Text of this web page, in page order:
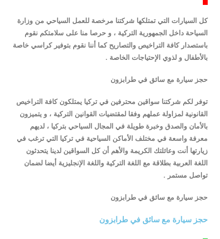
كل السيارات التي تمتلكها شركتنا مرخصة للعمل السياحي من وزارة
السياحة داخل الجمهورية التركية ، و حرصا منا على سلامتكم نقوم
باستصدار كافة التراخيص والتصاريح كما أننا نقوم بتوفير كراسي خاصة
بالأطفال و لذوي الإحتياجات الخاصة .
حجز سيارة مع سائق في طرابزون
توفر لكم شركتنا سواقين محترفين في تركيا يمتلكون كافة التراخيص
القانونية لمزاولة عملهم وفقا لمقتضيات القوانين التركية ، و يتميزون
بالأمان والصدق وخبرة طويلة في المجال السياحي بتركيا ، لديهم
معرفة واسعة في مختلف الأماكن السياحية في تركيا التي ترغب في
زيارتها أنت وعائلتك الكريمة والأهم أن كل السواقين لدينا يتحدثون
اللغة العربية بطلاقة مع اللغة التركية واللغة الإنجليزية أيضا لضمان
تواصل مستمر .
حجز سيارة مع سائق في طرابزون
حجز سيارة مع سائق في طرابزون